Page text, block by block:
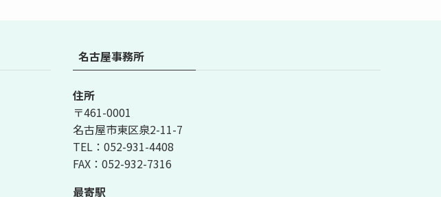
名古屋事務所
住所
〒461-0001
名古屋市東区泉2-11-7
TEL：052-931-4408
FAX：052-932-7316
最寄駅